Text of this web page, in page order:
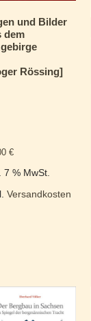
und Bilder
dem
Rössing]
€
7 % MwSt.
Versandkosten